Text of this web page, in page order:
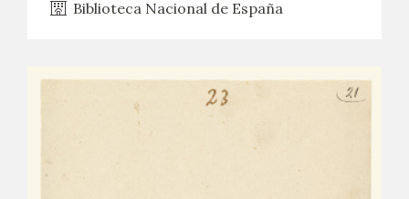
Biblioteca Nacional de España